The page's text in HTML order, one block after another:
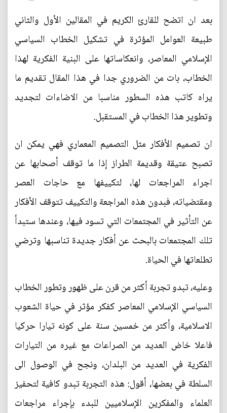
بعد ان اتضح للقارئ الكريم في المقالين الأول والثاني
طبيعة العوامل المؤثرة في تشكيل الخطاب السياسي
الإسلامي المعاصر، وانعكاساتها على البنية الفكرية لهذا
الخطاب، بات من الضروري جدا في هذا المقال تقديم ما
يراه كاتب هذه السطور مناسبا من الاضاءات لتجديد
وتطوير هذا الخطاب في المستقبل.
ان تصميم الأفكار مثل التصميم المعماري فهي يمكن ان
تصبح عتيقة وقديمة الطراز إذا ما توقف أصحابها عن
اجراء المراجعات لها، لتكييفها مع حاجات العصر
ومقتضياته، فبدون هذه المراجعة والتكييف تتوقف الأفكار
عن التأثير في المجتمعات التي تسود فيها، وعندها ستبدأ
تلك المجتمعات بالبحث عن أفكار جديدة تناسبها وترضي
تطلعاتها في الحياة.
وعليه، تبدو تجربة أكثر من قرن على ظهور وتطور الخطاب
السياسي الإسلامي المعاصر كفكر مؤثر في حياة الشعوب
الاسلامية، وأكثر من خمسين سنة على كونه تيارا حركيا
فاعلا خاض العديد من الصراعات مع غيره من التيارات
الفكرية في العديد من البلدان، ونجح في الوصول الى
السلطة في بعضها، أقول: هذه التجربة تبدو كافية لتحفيز
العلماء والمفكرين الإسلاميين للبدء بإجراء مراجعات